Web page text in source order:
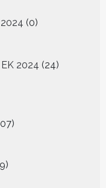
0
producten
2024 24
producten
producten
319